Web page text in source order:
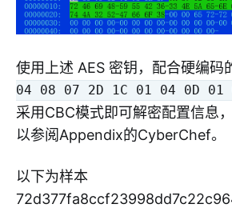
使用上述 AES 密钥，配合硬编码
04 08 07 2D 1C 01 04 0D 01
采用CBC模式即可解密配置信息
以参阅Appendix的CyberChef。
以下为样本